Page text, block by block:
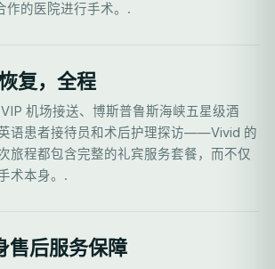
作的医院进行手术。.
复，全程
机场接送、博斯普鲁斯海峡五星级酒
语患者接待员和术后护理探访——Vivid 的
旅程都包含完整的礼宾服务套餐，而不仅
术本身。.
售后服务保障